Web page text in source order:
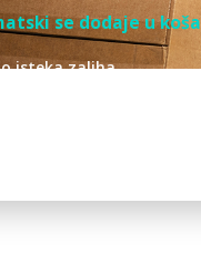
se dodaje u
isteka zaliha.